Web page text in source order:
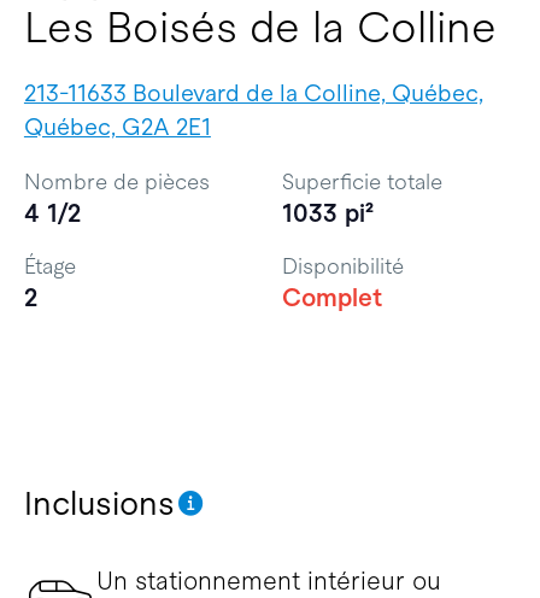
Les Boisés de la Colline
213-11633 Boulevard de la Colline, Québec,
Québec, G2A 2E1
Inclusions
Un stationnement intérieur ou
Nombre de pièces
4 1/2
Superficie totale
1033 pi²
Étage
2
Disponibilité
Complet